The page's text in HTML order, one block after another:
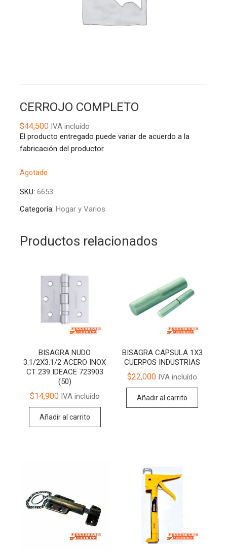
CERROJO COMPLETO
$44,500IVA incluído
El producto entregado puede variar de acuerdo a la
fabricación del productor.
Agotado
SKU: 6653
Categoría: Hogar y Varios
Productos relacionados
BISAGRA NUDO
3.1/2X3.1/2 ACERO INOX
CT 239 IDEACE 723903
(50)
$14,900IVA incluído
Añadir al carrito
BISAGRA CAPSULA 1X3
CUERPOS INDUSTRIAS
$22,000 IVA incluído
Añadir al carrito